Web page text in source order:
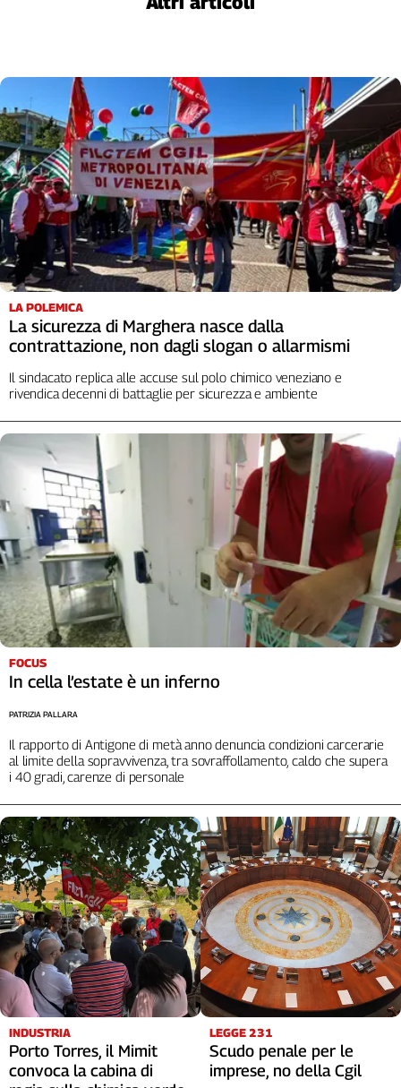
Piemonte
Sardegna
Sicilia
Toscana
Trentino
Umbria
Valle
D'Aosta
Veneto
Archivio
Storico
1955-
Cerca
Contatti
La
redazione
Newsletter
Social
LA POLEMICA
La sicurezza di Marghera nasce dalla
contrattazione, non dagli slogan o allarmismi
Il sindacato replica alle accuse sul polo chimico veneziano e
rivendica decenni di battaglie per sicurezza e ambiente
FOCUS
In cella l’estate è un inferno
Il rapporto di Antigone di metà anno denuncia condizioni carcerarie
al limite della sopravvivenza, tra sovraffollamento, caldo che supera
i 40 gradi, carenze di personale
PATRIZIA PALLARA
INDUSTRIA
Porto Torres, il Mimit
convoca la cabina di
LEGGE 231
Scudo penale per le
imprese, no della Cgil